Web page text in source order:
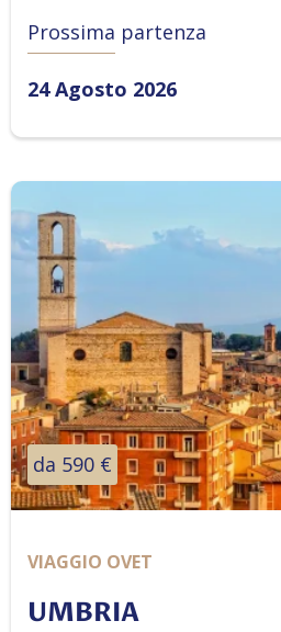
Prossima partenza
24 Agosto 2026
da 590 €
VIAGGIO OVET
UMBRIA